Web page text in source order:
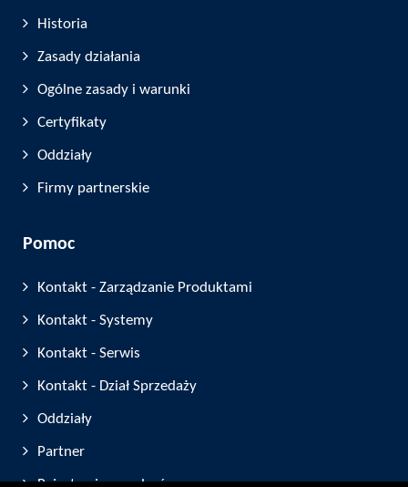
Historia
Zasady działania
Ogólne zasady i warunki
Certyfikaty
Oddziały
Firmy partnerskie
Pomoc
Kontakt - Zarządzanie Produktami
Kontakt - Systemy
Kontakt - Serwis
Kontakt - Dział Sprzedaży
Oddziały
Partner